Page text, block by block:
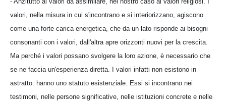
valori, nella misura in cui s'incontrano e si interiorizzano, agiscono
come una forte carica energetica, che da un lato risponde ai bisogni
consonanti con i valori, dall'altra apre orizzonti nuovi per la crescita.
Ma perché i valori possano svolgere la loro azione, è necessario che
se ne faccia un'esperienza diretta. I valori infatti non esistono in
astratto: hanno uno statuto esistenziale. Essi si incontrano nei
testimoni, nelle persone significative, nelle istituzioni concrete e nelle